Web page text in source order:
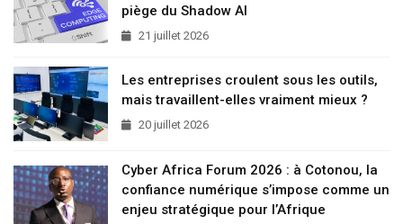
piège du Shadow AI
21 juillet 2026
Les entreprises croulent sous les outils,
mais travaillent-elles vraiment mieux ?
20 juillet 2026
Cyber Africa Forum 2026 : à Cotonou, la
confiance numérique s’impose comme un
enjeu stratégique pour l’Afrique